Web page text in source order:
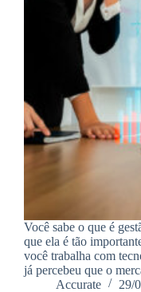
Você sabe o que é
que ela é tão
você trabalha com
já percebeu que o
Accurate
29/